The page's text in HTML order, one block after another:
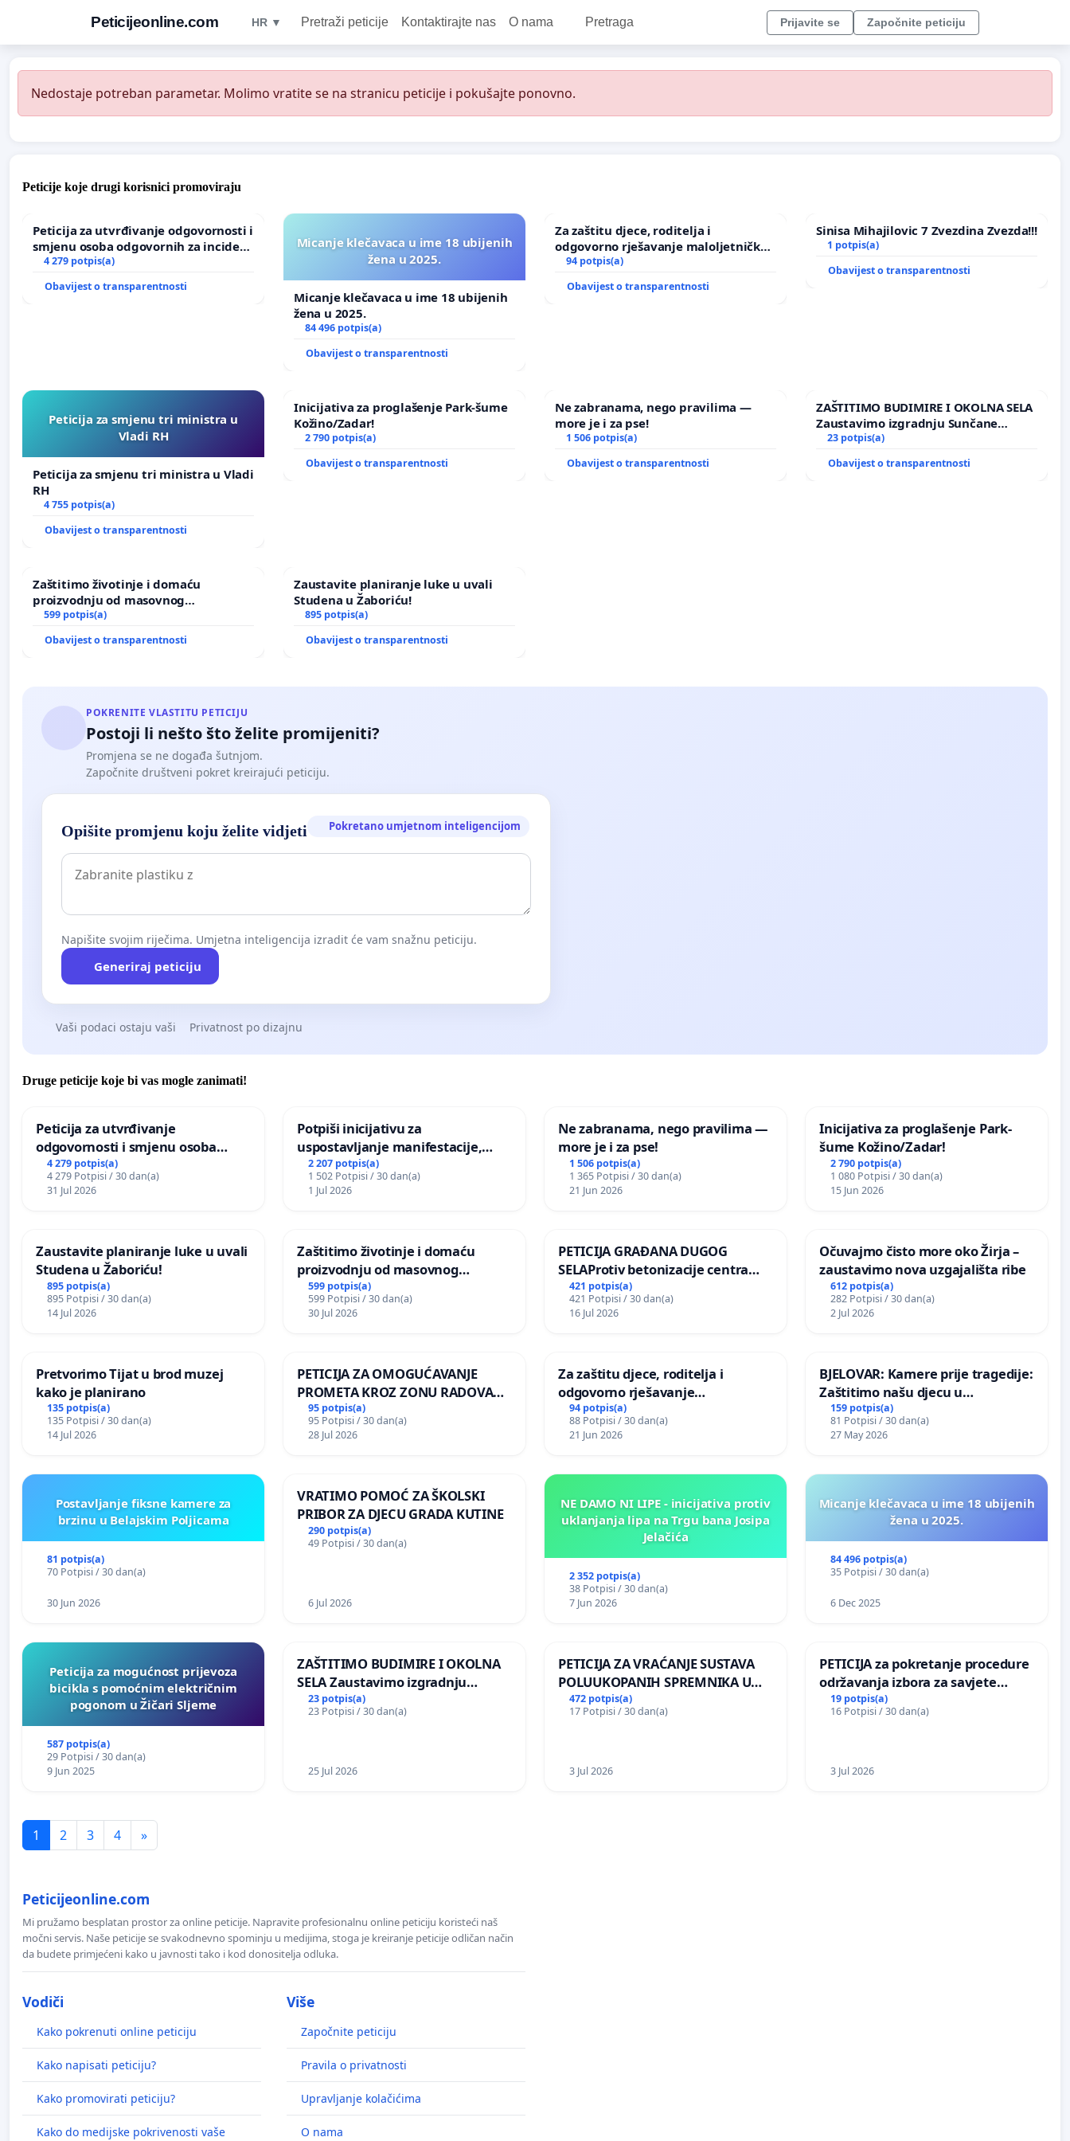
Peticijeonline.com HR ▼ Pretraži peticije Kontaktirajte nas O nama Pretraga Prijavite se Započnite peticiju
Nedostaje potreban parametar. Molimo vratite se na stranicu peticije i pokušajte ponovno.
Peticije koje drugi korisnici promoviraju
Peticija za utvrđivanje odgovornosti i
smjenu osoba odgovornih za incident
u Zoološkom vrtu Grada Zagreba
4 279 potpis(a)
Obavijest o transparentnosti
Micanje klečavaca u ime 18 ubijenih
žena u 2025.
Micanje klečavaca u ime 18 ubijenih
žena u 2025.
84 496 potpis(a)
Obavijest o transparentnosti
Za zaštitu djece, roditelja i
odgovorno rješavanje maloljetničkog
nasilja
94 potpis(a)
Obavijest o transparentnosti
Sinisa Mihajilovic 7 Zvezdina Zvezda!!!
1 potpis(a)
Obavijest o transparentnosti
Peticija za smjenu tri ministra u
Vladi RH
Peticija za smjenu tri ministra u Vladi
RH
4 755 potpis(a)
Obavijest o transparentnosti
Inicijativa za proglašenje Park-šume
Kožino/Zadar!
2 790 potpis(a)
Obavijest o transparentnosti
Ne zabranama, nego pravilima —
more je i za pse!
1 506 potpis(a)
Obavijest o transparentnosti
ZAŠTITIMO BUDIMIRE I OKOLNA SELA
Zaustavimo izgradnju Sunčane
elektrane Vedrine na području
Ugljana
23 potpis(a)
Obavijest o transparentnosti
Zaštitimo životinje i domaću
proizvodnju od masovnog
uništavanja zbog afričke svinjske
kuge
599 potpis(a)
Obavijest o transparentnosti
Zaustavite planiranje luke u uvali
Studena u Žaboriću!
895 potpis(a)
Obavijest o transparentnosti
POKRENITE VLASTITU PETICIJU
Postoji li nešto što želite promijeniti?
Promjena se ne događa šutnjom.
Započnite društveni pokret kreirajući peticiju.
Opišite promjenu koju želite vidjeti Pokretano umjetnom inteligencijom
Napišite svojim riječima. Umjetna inteligencija izradit će vam snažnu peticiju.
Generiraj peticiju
Vaši podaci ostaju vaši Privatnost po dizajnu
Druge peticije koje bi vas mogle zanimati!
Peticija za utvrđivanje
odgovornosti i smjenu osoba
odgovornih za incident u
Zoološkom vrtu Grada Zagreba
4 279 potpis(a)
4 279 Potpisi / 30 dan(a)
31 Jul 2026
Potpiši inicijativu za
uspostavljanje manifestacije,
godišnje nagrade ili drugog
javnog događaja „Edin Avdić“ u
Sarajevu
2 207 potpis(a)
1 502 Potpisi / 30 dan(a)
1 Jul 2026
Ne zabranama, nego pravilima —
more je i za pse!
1 506 potpis(a)
1 365 Potpisi / 30 dan(a)
21 Jun 2026
Inicijativa za proglašenje Park-
šume Kožino/Zadar!
2 790 potpis(a)
1 080 Potpisi / 30 dan(a)
15 Jun 2026
Zaustavite planiranje luke u uvali
Studena u Žaboriću!
895 potpis(a)
895 Potpisi / 30 dan(a)
14 Jul 2026
Zaštitimo životinje i domaću
proizvodnju od masovnog
uništavanja zbog afričke svinjske
kuge
599 potpis(a)
599 Potpisi / 30 dan(a)
30 Jul 2026
PETICIJA GRAĐANA DUGOG
SELAProtiv betonizacije centra
grada i za očuvanje postojećih
zelenih površina i odraslih stabala
pri donošenju izmjena
421 potpis(a)
421 Potpisi / 30 dan(a)
16 Jul 2026
Očuvajmo čisto more oko Žirja –
zaustavimo nova uzgajališta ribe
612 potpis(a)
282 Potpisi / 30 dan(a)
2 Jul 2026
Pretvorimo Tijat u brod muzej
kako je planirano
135 potpis(a)
135 Potpisi / 30 dan(a)
14 Jul 2026
PETICIJA ZA OMOGUĆAVANJE
PROMETA KROZ ZONU RADOVA
ZA STANOVNIKE Mjesnog odbora
Kamensko i Lemić Brdo
95 potpis(a)
95 Potpisi / 30 dan(a)
28 Jul 2026
Za zaštitu djece, roditelja i
odgovorno rješavanje
maloljetničkog nasilja
94 potpis(a)
88 Potpisi / 30 dan(a)
21 Jun 2026
BJELOVAR: Kamere prije tragedije:
Zaštitimo našu djecu u
Vukovarskoj!
159 potpis(a)
81 Potpisi / 30 dan(a)
27 May 2026
Postavljanje fiksne kamere za
brzinu u Belajskim Poljicama
81 potpis(a)
70 Potpisi / 30 dan(a)
30 Jun 2026
VRATIMO POMOĆ ZA ŠKOLSKI
PRIBOR ZA DJECU GRADA KUTINE
290 potpis(a)
49 Potpisi / 30 dan(a)
6 Jul 2026
NE DAMO NI LIPE - inicijativa protiv
uklanjanja lipa na Trgu bana Josipa
Jelačića
2 352 potpis(a)
38 Potpisi / 30 dan(a)
7 Jun 2026
Micanje klečavaca u ime 18 ubijenih
žena u 2025.
84 496 potpis(a)
35 Potpisi / 30 dan(a)
6 Dec 2025
Peticija za mogućnost prijevoza
bicikla s pomoćnim električnim
pogonom u Žičari Sljeme
587 potpis(a)
29 Potpisi / 30 dan(a)
9 Jun 2025
ZAŠTITIMO BUDIMIRE I OKOLNA
SELA Zaustavimo izgradnju
Sunčane elektrane Vedrine na
području Ugljana
23 potpis(a)
23 Potpisi / 30 dan(a)
25 Jul 2026
PETICIJA ZA VRAĆANJE SUSTAVA
POLUUKOPANIH SPREMNIKA U
NASELJU KOLANJSKI GAJAC
472 potpis(a)
17 Potpisi / 30 dan(a)
3 Jul 2026
PETICIJA za pokretanje procedure
održavanja izbora za savjete
mjesnih zajednica u Općini
Bugojno
19 potpis(a)
16 Potpisi / 30 dan(a)
3 Jul 2026
1 2 3 4 »
Peticijeonline.com
Mi pružamo besplatan prostor za online peticije. Napravite profesionalnu online peticiju koristeći naš
močni servis. Naše peticije se svakodnevno spominju u medijima, stoga je kreiranje peticije odličan način
da budete primjećeni kako u javnosti tako i kod donositelja odluka.
Vodiči
Kako pokrenuti online peticiju
Kako napisati peticiju?
Kako promovirati peticiju?
Kako do medijske pokrivenosti vaše
Više
Započnite peticiju
Pravila o privatnosti
Upravljanje kolačićima
O nama